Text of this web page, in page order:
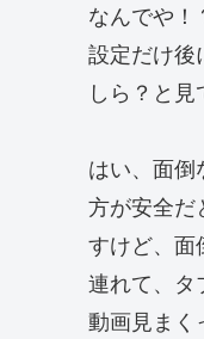
なんでや！
設定だけ後
しら？と見
はい、面倒
方が安全だ
すけど、面
連れて、タ
動画見まく